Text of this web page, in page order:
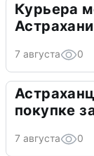
Курьера
Астрахани
7 августа 0
покупке
7 августа 0